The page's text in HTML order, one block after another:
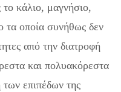
κάλιο, μαγνήσιο,
τα οποία συνήθως δεν
από την διατροφή
και πολυακόρεστα
επιπέδων της